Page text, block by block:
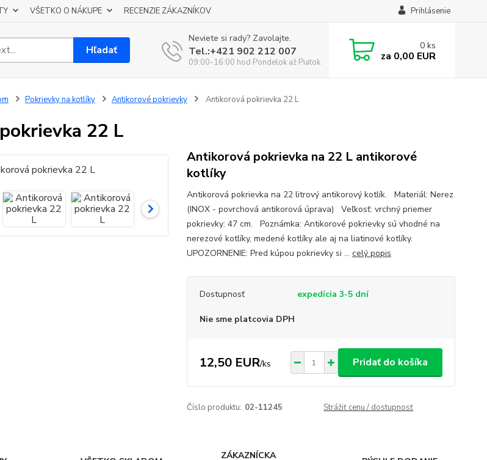
VŠETKO O NÁKUPE RECENZIE ZÁKAZNÍKOV Prihlásenie
Hľadať
Neviete si rady? Zavolajte.
Tel.:+421 902 212 007
09:00-16:00 hod Pondelok až Piatok
0 ks
za 0,00 EUR
Pokrievky na kotlíky Antikorové pokrievky Antikorová pokrievka 22 L
22 L
Antikorová pokrievka na 22 L antikorové
kotlíky
Antikorová pokrievka na 22 litrový antikorový kotlík. Materiál: Nerez
(INOX - povrchová antikorová úprava) Veľkosť: vrchný priemer
pokrievky: 47 cm. Poznámka: Antikorové pokrievky sú vhodné na
nerezové kotlíky, medené kotlíky ale aj na liatinové kotlíky.
UPOZORNENIE: Pred kúpou pokrievky si ... celý popis
Dostupnosť expedícia 3-5 dní
Nie sme platcovia DPH
12,50 EUR/ks Pridať do košíka
Číslo produktu: 02-11245 Strážiť cenu / dostupnosť
ZÁKAZNÍCKA